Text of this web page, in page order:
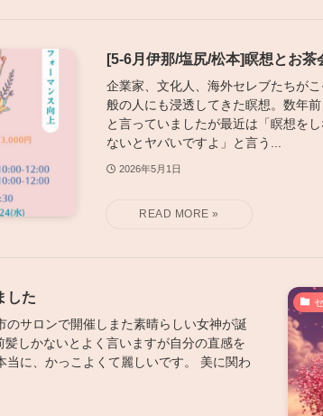
[5-6月伊那/塩尻/松本]瞑想とお茶
企業家、文化人、海外セレブたちが
般の人にも浸透してきた瞑想。数年
と言っていましたが最近は「瞑想を
ないとヤバいですよ」と言う...
2026年5月1日
した
のサロンで開催しまた素晴らしい女神が誕
髪しかないとよく言いますが自分の直感を
に、かっこよくて麗しいです。 美に関わ